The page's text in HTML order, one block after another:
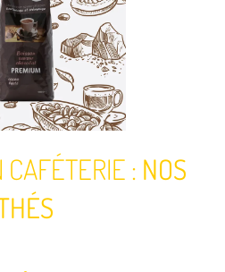
CAFÉTERIE : NOS